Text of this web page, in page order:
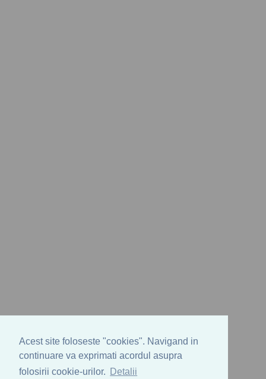
Acest site foloseste "cookies". Navigand in
continuare va exprimati acordul asupra
folosirii cookie-urilor.
Detalii